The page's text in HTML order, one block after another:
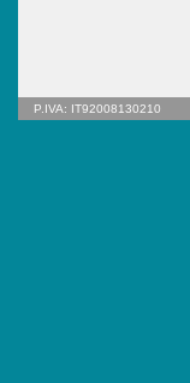
P.IVA: IT92008130210